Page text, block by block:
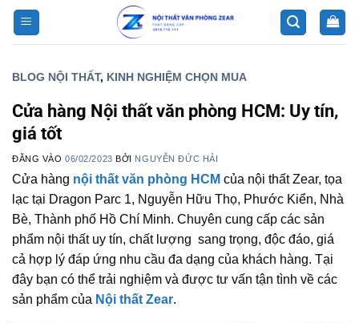
Bỏ
qua
nội
BLOG NỘI THẤT, KINH NGHIỆM CHỌN MUA
Cửa hàng Nội thất văn phòng HCM: Uy tín,
giá tốt
ĐĂNG VÀO06/02/2023 BỞI NGUYỄN ĐỨC HẢI
Cửa hàng nội thất văn phòng HCM của nội thất Zear, tọa
lạc tại Dragon Parc 1, Nguyễn Hữu Thọ, Phước Kiển, Nhà
Bè, Thành phố Hồ Chí Minh. Chuyên cung cấp các sản
phẩm nội thất uy tín, chất lượng sang trọng, độc đáo, giá
cả hợp lý đáp ứng nhu cầu đa dạng của khách hàng. Tại
đây bạn có thể trải nghiệm và được tư vấn tận tình về các
sản phẩm của Nội thất Zear.